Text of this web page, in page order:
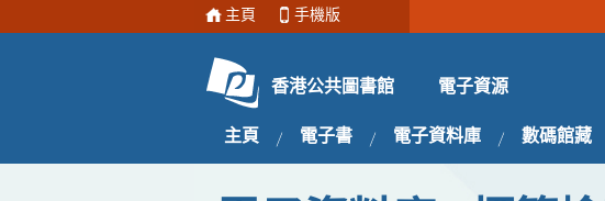
主頁 手機版
香港公共圖書館 電子資源
主頁 電子書 電子資料庫 數碼館藏